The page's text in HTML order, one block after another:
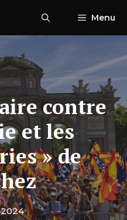
Menu
contre
et les
» de